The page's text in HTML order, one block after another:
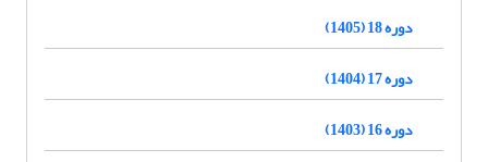
دوره 18 (1405)
دوره 17 (1404)
دوره 16 (1403)